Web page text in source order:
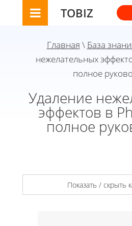
TOBIZ
Главная \ База
нежелательных
полное
Удаление
эффектов в
полное
Показать / скрыть